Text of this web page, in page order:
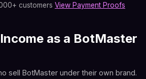
customers View Payment Proofs
as a BotMaster
sell BotMaster under their own brand.